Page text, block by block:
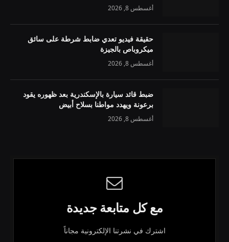
أغسطس 8, 2026
حقيقة فيديو تعدي ضابط شرطة على سائق
ميكروباص بالجيزة
أغسطس 8, 2026
ضبط قائد سيارة بالإسكندرية بعد ظهوره يقود
برعونة ويهدد مواطنا بسلاح أبيض
أغسطس 8, 2026
مع كل متابعة جديدة
اشترك في نشرتنا الإلكترونية مجاناً